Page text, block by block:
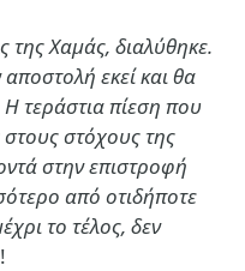
της Χαμάς, διαλύθηκε.
εκεί και θα
τεράστια πίεση που
στόχους της
στην επιστροφή
από οτιδήποτε
το τέλος, δεν
!